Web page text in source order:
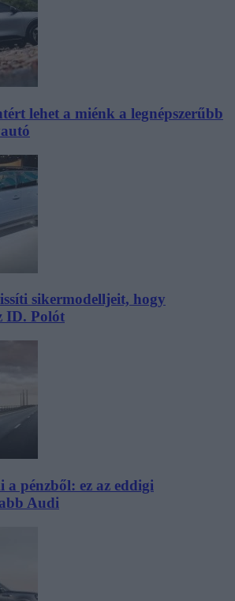
lehet a miénk a legnépszerűbb
sikermodelljeit, hogy
ID. Polót
a pénzből: ez az eddigi
Audi